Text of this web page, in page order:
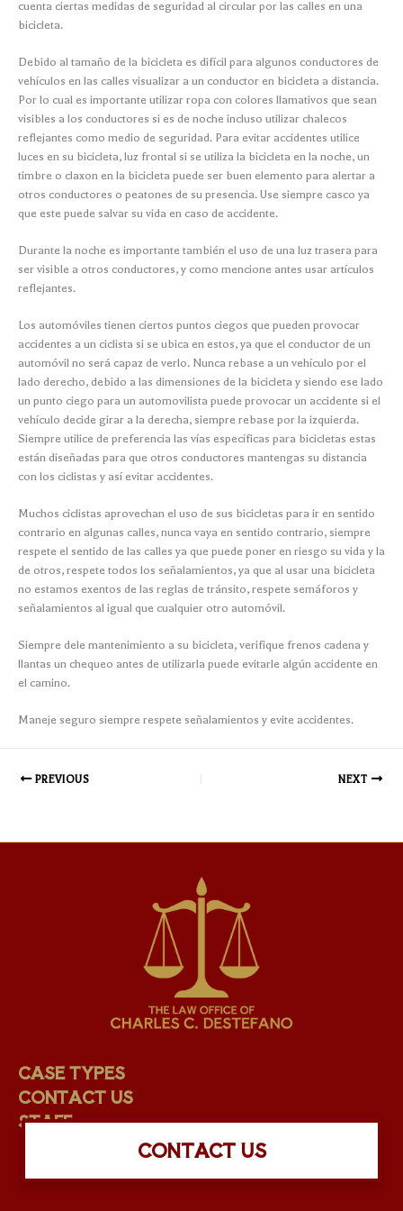
CONTACT US
cuenta ciertas medidas de seguridad al circular por las calles en una
bicicleta.
Debido al tamaño de la bicicleta es difícil para algunos conductores de
vehículos en las calles visualizar a un conductor en bicicleta a distancia.
Por lo cual es importante utilizar ropa con colores llamativos que sean
visibles a los conductores si es de noche incluso utilizar chalecos
reflejantes como medio de seguridad. Para evitar accidentes utilice
luces en su bicicleta, luz frontal si se utiliza la bicicleta en la noche, un
timbre o claxon en la bicicleta puede ser buen elemento para alertar a
otros conductores o peatones de su presencia. Use siempre casco ya
que este puede salvar su vida en caso de accidente.
Durante la noche es importante también el uso de una luz trasera para
ser visible a otros conductores, y como mencione antes usar artículos
reflejantes.
Los automóviles tienen ciertos puntos ciegos que pueden provocar
accidentes a un ciclista si se ubica en estos, ya que el conductor de un
automóvil no será capaz de verlo. Nunca rebase a un vehículo por el
lado derecho, debido a las dimensiones de la bicicleta y siendo ese lado
un punto ciego para un automovilista puede provocar un accidente si el
vehículo decide girar a la derecha, siempre rebase por la izquierda.
Siempre utilice de preferencia las vías específicas para bicicletas estas
están diseñadas para que otros conductores mantengas su distancia
con los ciclistas y así evitar accidentes.
Muchos ciclistas aprovechan el uso de sus bicicletas para ir en sentido
contrario en algunas calles, nunca vaya en sentido contrario, siempre
respete el sentido de las calles ya que puede poner en riesgo su vida y la
de otros, respete todos los señalamientos, ya que al usar una bicicleta
no estamos exentos de las reglas de tránsito, respete semáforos y
señalamientos al igual que cualquier otro automóvil.
Siempre dele mantenimiento a su bicicleta, verifique frenos cadena y
llantas un chequeo antes de utilizarla puede evitarle algún accidente en
el camino.
Maneje seguro siempre respete señalamientos y evite accidentes.
PREVIOUS NEXT
CASE TYPES
CONTACT US
STAFF